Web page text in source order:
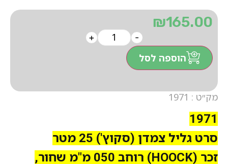
מק״ט : 1971
1971
סרט גליל צמדן (סקוץ') 25 מטר
זכר (HOOCKׂׂׂׂׂ) רוחב 050 מ"מ שחור,
₪165.00
-
+
הוספה לסל